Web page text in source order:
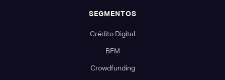
SEGMENTOS
Crédito Digital
BFM
Crowdfunding